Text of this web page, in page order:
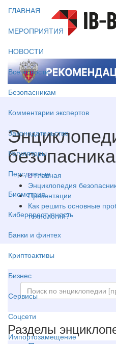
ГЛАВНАЯ
МЕРОПРИЯТИЯ
НОВОСТИ
Все новости
Безопасникам
Комментарии экспертов
Законодательство
Регуляторы
Персданные
Биометрия
Киберпреступность
Банки и финтех
Криптоактивы
Бизнес
Сервисы
Соцсети
Импортозамещение
безопасника
Главная
Энциклопедия
Презентации
Как решить основные
технологий?
Разделы